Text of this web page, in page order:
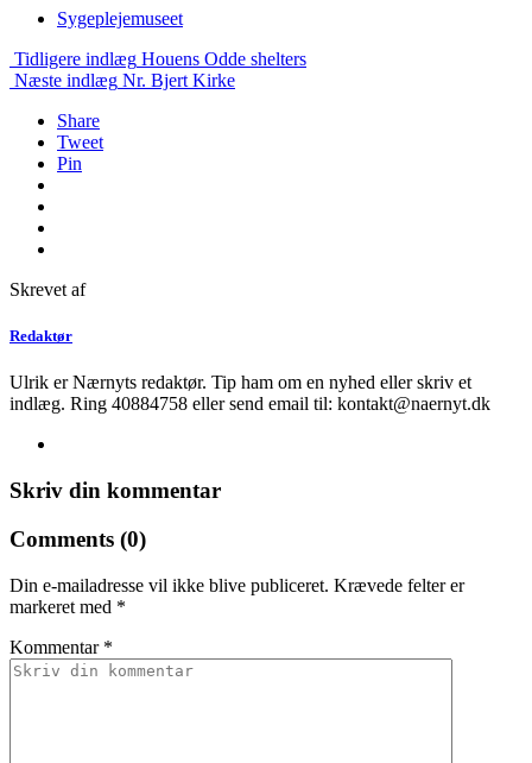
Sygeplejemuseet
Tidligere indlæg Houens Odde shelters
Næste indlæg Nr. Bjert Kirke
Share
Tweet
Pin
Skrevet af
Redaktør
Ulrik er Nærnyts redaktør. Tip ham om en nyhed eller skriv et
indlæg. Ring 40884758 eller send email til: kontakt@naernyt.dk
Skriv din kommentar
Comments (0)
Din e-mailadresse vil ikke blive publiceret. Krævede felter er
markeret med *
Kommentar *